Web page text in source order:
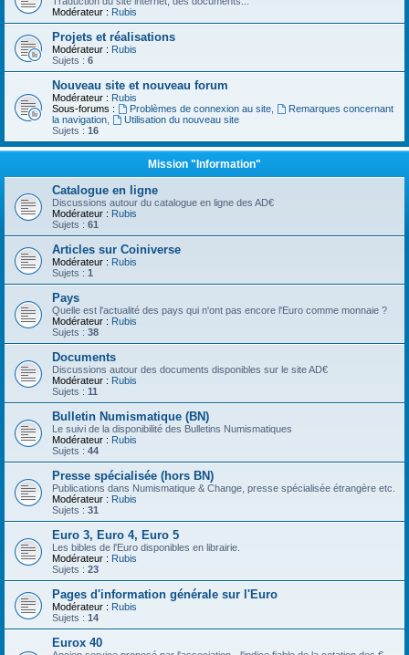
Modérateur : Rubis
Projets et réalisations
Modérateur : Rubis
Sujets : 6
Nouveau site et nouveau forum
Modérateur : Rubis
Sous-forums :
Problèmes de connexion au site,
Remarques concernant
la navigation
Utilisation du nouveau site
Sujets : 16
Mission "Information"
Catalogue en ligne
Discussions autour du catalogue en ligne des AD€
Modérateur : Rubis
Sujets : 61
Articles sur Coiniverse
Modérateur : Rubis
Sujets : 1
Pays
Quelle est l'actualité des pays qui n'ont pas encore l'Euro comme monnaie ?
Modérateur : Rubis
Sujets : 38
Documents
Discussions autour des documents disponibles sur le site AD€
Modérateur : Rubis
Sujets : 11
Bulletin Numismatique (BN)
Le suivi de la disponibilité des Bulletins Numismatiques
Modérateur : Rubis
Sujets : 44
Presse spécialisée (hors BN)
Publications dans Numismatique & Change, presse spécialisée étrangère etc.
Modérateur : Rubis
Sujets : 31
Euro 3, Euro 4, Euro 5
Les bibles de l'Euro disponibles en librairie.
Modérateur : Rubis
Sujets : 23
Pages d'information générale sur l'Euro
Modérateur : Rubis
Sujets : 14
Eurox 40